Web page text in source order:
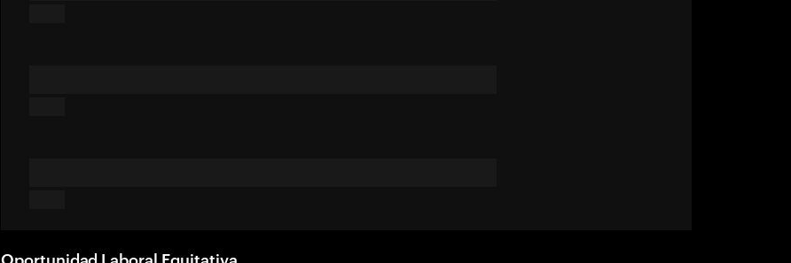
Oportunidad Laboral Equitativa